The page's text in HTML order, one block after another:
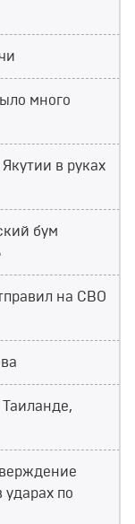
много
в руках
бум
на СВО
ударах по